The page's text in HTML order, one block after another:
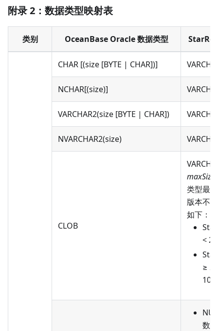
附录 2：数据类型映射表
类别 OceanBase Oracle 数据类型
CHAR [(size [BYTE | CHAR])]
NCHAR[(size)]
VARCHAR2(size [BYTE | CHAR])
NVARCHAR2(size)
CLOB
maxSize
类型最
版本不
如下：
<
≥
数：